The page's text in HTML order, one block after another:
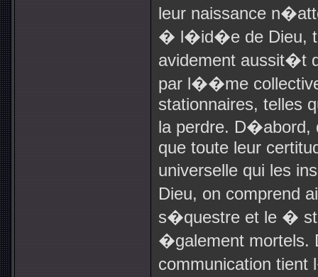
leur naissance
� l�id�e de Dieu,
avidement
par l��me
stationnaires, telles
la perdre. D�abord,
que toute leur
universelle qui les
Dieu, on comprend
s�questre et le �
�galement
communication